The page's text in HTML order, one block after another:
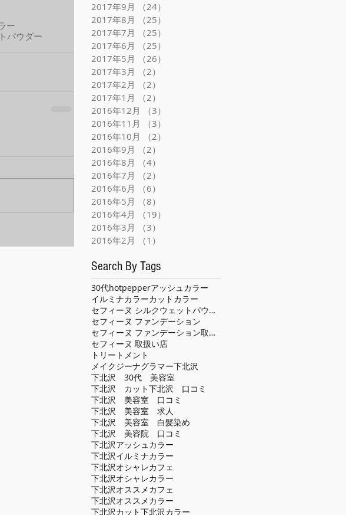
ー
パウダー
2017年9月
（24）
2017年8月
（25）
2017年7月
（25）
2017年6月
（25）
2017年5月
（26）
2017年3月
（2）
2017年2月
（2）
2017年1月
（2）
2016年12月
（3）
2016年11月
（3）
2016年10月
（2）
2016年9月
（2）
2016年8月
（4）
2016年7月
（2）
2016年6月
（6）
2016年5月
（8）
2016年4月
（19）
2016年3月
（3）
2016年2月
（1）
Search By Tags
30代hotpepperアッシュカラー
イルミナカラーカット カラー
セフィーヌ シルクウェットパウダー
セフィーヌ ファンデーション
セフィーヌ ファンデーション取扱い店
セフィーヌ 取扱い店
トリートメント
メイクジーナグラマー下北沢
下北沢 30代 美容室
下北沢 カット下北沢 口コミ
下北沢 美容室 口コミ
下北沢 美容室 求人
下北沢 美容室 白髪染め
下北沢 美容院 口コミ
下北沢アッシュカラー
下北沢イルミナカラー
下北沢オシャレカフェ
下北沢オシャレカラー
下北沢オススメカフェ
下北沢オススメカラー
下北沢カット下北沢カラー